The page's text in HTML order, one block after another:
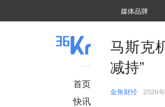
媒体品牌
首页
快讯
马斯克
减持”
金角财经 · 2026